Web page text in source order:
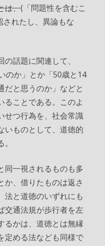
は、(「問題性を含むこ
されたし、異論もな
話題に関連して、
のか」とか「50歳と14
だと思うのか」などと
ることである。このよ
せつ行為を、社会常識
いものとして、道徳的
一視されるものも多
か、借りたものは返さ
法と道徳のいずれにも
交通法規が歩行者を左
るかは、道徳とは無縁
定める法なども同様で